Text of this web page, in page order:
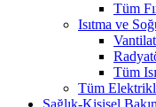
Tüm
Isıtma ve
Tüm
Tüm
Sağlık-Kişisel